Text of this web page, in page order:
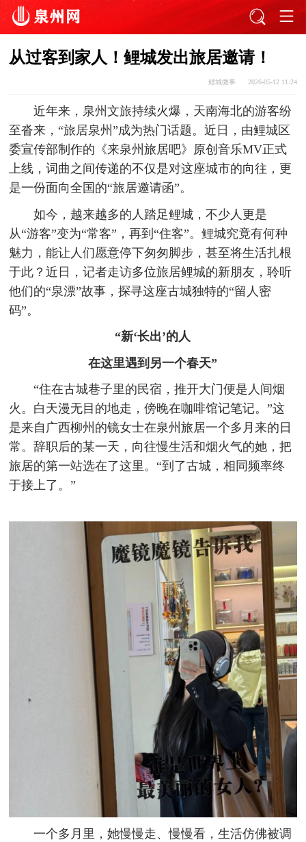
从过客到家人！鲤城发出旅居邀请！
鲤城微事 2026-05-12 11:24
近年来，泉州文旅持续火爆，天南海北的游客纷
至沓来，“旅居泉州”成为热门话题。近日，由鲤城区
委宣传部制作的《来泉州旅居吧》原创音乐MV正式
上线，词曲之间传递的不仅是对这座城市的向往，更
是一份面向全国的“旅居邀请函”。
如今，越来越多的人踏足鲤城，不少人更是
从“游客”变为“常客”，再到“住客”。鲤城究竟有何种
魅力，能让人们愿意停下匆匆脚步，甚至将生活扎根
于此？近日，记者走访多位旅居鲤城的新朋友，聆听
他们的“泉漂”故事，探寻这座古城独特的“留人密
码”。
“新‘长出’的人
在这里遇到另一个春天”
“住在古城巷子里的民宿，推开大门便是人间烟
火。白天漫无目的地走，傍晚在咖啡馆记笔记。”这
是来自广西柳州的镜女士在泉州旅居一个多月来的日
常。辞职后的某一天，向往慢生活和烟火气的她，把
旅居的第一站选在了这里。“到了古城，相同频率终
于接上了。”
一个多月里，她慢慢走、慢慢看，生活仿佛被调